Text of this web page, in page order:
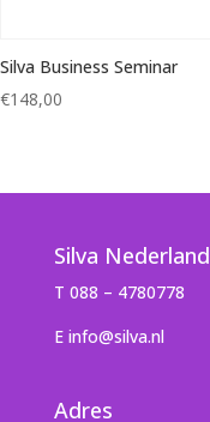
Silva Business Seminar
€148,00
Silva Nederland
T 088 – 4780778
E info@silva.nl
Adres